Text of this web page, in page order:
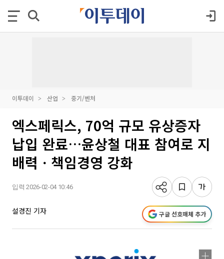
이투데이 산업 중기/벤처
엑스페릭스, 70억 규모 유상증자
납입 완료…윤상철 대표 참여로 지
배력ㆍ책임경영 강화
입력 2026-02-04 10:46
설경진 기자 구글 선호매체 추가